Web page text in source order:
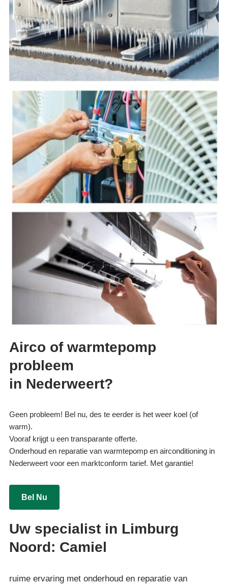
Airco of warmtepomp
probleem
in Nederweert?
Geen probleem! Bel nu, des te eerder is het weer koel (of
warm).
Vooraf krijgt u een transparante offerte.
Onderhoud en reparatie van warmtepomp en airconditioning in
Nederweert voor een marktconform tarief. Met garantie!
Bel Nu
Uw specialist in Limburg
Noord: Camiel
ruime ervaring met onderhoud en reparatie van